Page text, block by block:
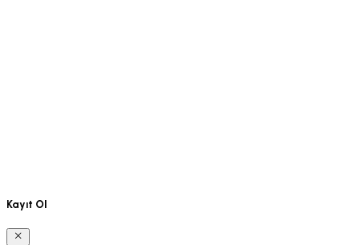
Kayıt Ol